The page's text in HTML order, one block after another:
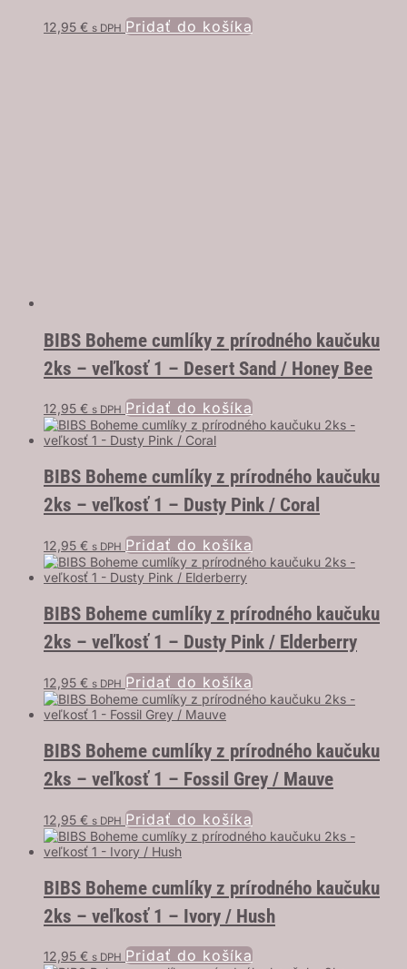
12,95 € s DPH Pridať do košíka
BIBS Boheme cumlíky z prírodného kaučuku
2ks – veľkosť 1 – Desert Sand / Honey Bee
12,95 € s DPH Pridať do košíka
BIBS Boheme cumlíky z prírodného kaučuku
2ks – veľkosť 1 – Dusty Pink / Coral
12,95 € s DPH Pridať do košíka
BIBS Boheme cumlíky z prírodného kaučuku
2ks – veľkosť 1 – Dusty Pink / Elderberry
12,95 € s DPH Pridať do košíka
BIBS Boheme cumlíky z prírodného kaučuku
2ks – veľkosť 1 – Fossil Grey / Mauve
12,95 € s DPH Pridať do košíka
BIBS Boheme cumlíky z prírodného kaučuku
2ks – veľkosť 1 – Ivory / Hush
12,95 € s DPH Pridať do košíka